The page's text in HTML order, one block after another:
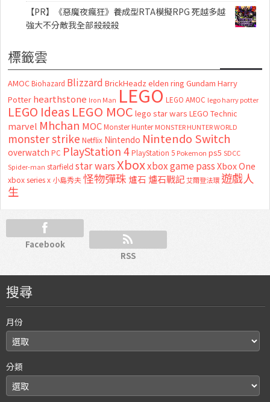
【PR】《惡魔夜瘋狂》養成型RTA模擬RPG 死越多越
強大不分敵我全部殺殺殺
標籤雲
AMOC Biohazard Blizzard BrickHeadz elden ring Gundam Harry
Potter hearthstone Iron Man LEGO LEGO AMOC lego harry potter
LEGO Ideas LEGO MOC lego star wars LEGO Technic
marvel Mhchan MOC Monster Hunter MONSTER HUNTER WORLD
monster strike Netflix Nintendo Nintendo Switch
overwatch PC PlayStation 4 PlayStation 5 Pokemon ps5 SDCC
Spider-man starfield star wars Xboxxbox game passXbox One
xbox series x 小島秀夫怪物彈珠 爐石 爐石戰記艾爾登法環 遊戲人
生
Facebook
RSS
搜尋
月份
分類